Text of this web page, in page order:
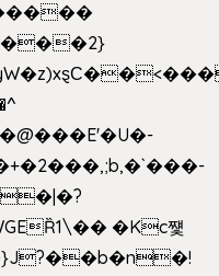
�Kc쩇